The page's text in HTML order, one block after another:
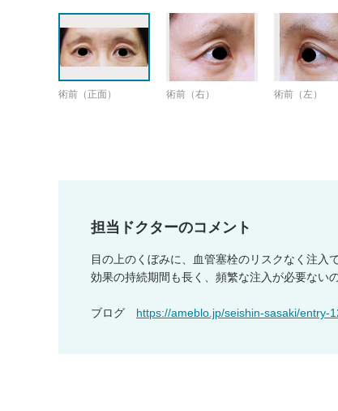
術前（正面） 術前（右） 術前（左）
担当ドクターのコメント
目の上のくぼみに、血管塞栓のリスクなく注入
効果の持続期間も長く、頻繁な注入が必要ない
ブログ https://ameblo.jp/seishin-sasaki/entry-